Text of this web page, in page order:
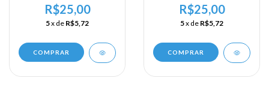
USA - Area Sul - Carolina
- Charlote
R$25,00
5x de R$5,72
COMPRAR
USA - Area Sul - Carolina
- Charlote
R$25,00
5x de R$5,72
COMPRAR